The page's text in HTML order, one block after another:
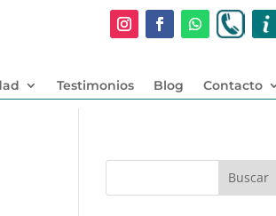
Testimonios Blog Contacto
Buscar